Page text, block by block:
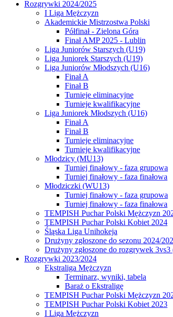
Rozgrywki 2024/2025
I Liga Mężczyzn
Akademickie Mistrzostwa Polski
Półfinał - Zielona Góra
Finał AMP 2025 - Lublin
Liga Juniorów Starszych (U19)
Liga Juniorek Starszych (U19)
Liga Juniorów Młodszych (U16)
Finał A
Finał B
Turnieje eliminacyjne
Turnieje kwalifikacyjne
Liga Juniorek Młodszych (U16)
Finał A
Finał B
Turnieje eliminacyjne
Turnieje kwalifikacyjne
Młodzicy (MU13)
Turniej finałowy - faza grupowa
Turniej finałowy - faza finałowa
Młodziczki (WU13)
Turniej finałowy - faza grupowa
Turniej finałowy - faza finałowa
TEMPISH Puchar Polski Mężczyzn
TEMPISH Puchar Polski Kobiet 2024
Śląska Liga Unihokeja
Drużyny zgłoszone do sezonu 2024/
Drużyny zgłoszone do rozgrywek
Rozgrywki 2023/2024
Ekstraliga Mężczyzn
Terminarz, wyniki, tabela
Baraż o Ekstraligę
TEMPISH Puchar Polski Mężczyzn
TEMPISH Puchar Polski Kobiet 2023
I Liga Mężczyzn